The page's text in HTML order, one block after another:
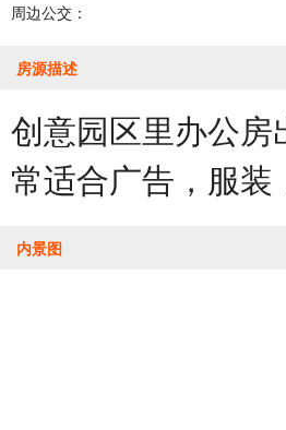
周边公交：
房源描述
创意园区里办公
常适合广告，服
内景图